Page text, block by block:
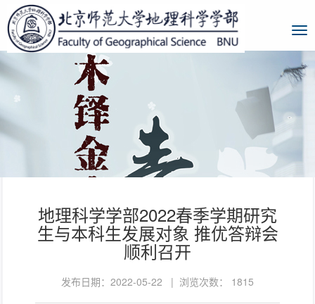
地理科学学部2022春季学期研究
生与本科生发展对象 推优答辩会
顺利召开
发布日期：2022-05-22 | 浏览次数： 1815